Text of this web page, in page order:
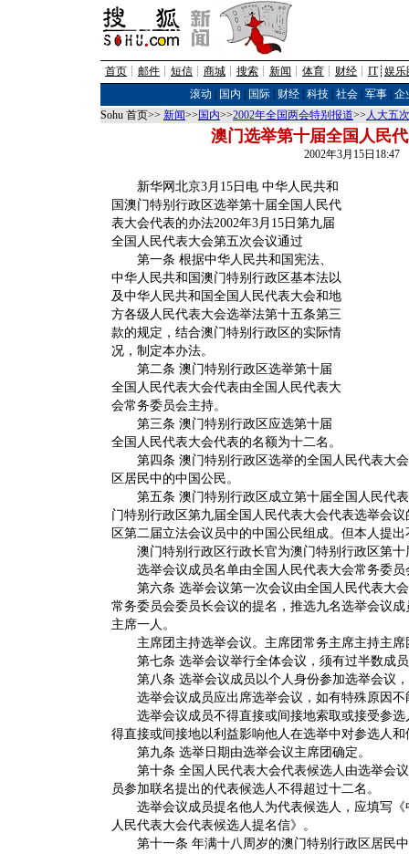
首页 ┊ 邮件 ┊ 短信 ┊ 商城 ┊ 搜索 ┊ 新闻 ┊ 体育 ┊ 财经 ┊ IT┊ 娱乐
滚动
国内 国际| 财经| 科技| 社会| 军事| 企
Sohu 首页>> 新闻>> 国内>>2002年全国两会特别报道>> 人大五
澳门选举第十届全国人民
2002年3月15日
新华网北京3月15日电 中华人民共和
国澳门特别行政区选举第十届全国人民代
表大会代表的办法2002年3月15日第九届
全国人民代表大会第五次会议通过
第一条 根据中华人民共和国宪法、
中华人民共和国澳门特别行政区基本法以
及中华人民共和国全国人民代表大会和地
方各级人民代表大会选举法第十五条第三
款的规定，结合澳门特别行政区的实际情
况，制定本办法。
第二条 澳门特别行政区选举第十届
全国人民代表大会代表由全国人民代表大
会常务委员会主持。
第三条 澳门特别行政区应选第十届
全国人民代表大会代表的名额为十二名。
第四条 澳门特别行政区选举的全国人民代表大会
区居民中的中国公民。
第五条 澳门特别行政区成立第十届全国人民代表
门特别行政区第九届全国人民代表大会代表选举会
区第二届立法会议员中的中国公民组成。但本人提
澳门特别行政区行政长官为澳门特别行政区第十
选举会议成员名单由全国人民代表大会常务委员
第六条 选举会议第一次会议由全国人民代表大会
常务委员会委员长会议的提名，推选九名选举会议
主席一人。
主席团主持选举会议。主席团常务主席主持主席
第七条 选举会议举行全体会议，须有过半数成
第八条 选举会议成员以个人身份参加选举会议，
选举会议成员应出席选举会议，如有特殊原因不
选举会议成员不得直接或间接地索取或接受参选
得直接或间接地以利益影响他人在选举中对参选人
第九条 选举日期由选举会议主席团确定。
第十条 全国人民代表大会代表候选人由选举会议
员参加联名提出的代表候选人不得超过十二名。
选举会议成员提名他人为代表候选人，应填写《
人民代表大会代表候选人提名信》。
第十一条 年满十八周岁的澳门特别行政区居民中